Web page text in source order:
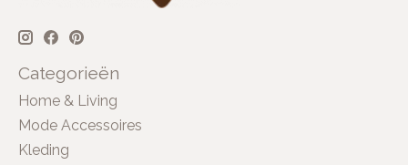
Categorieën
Home & Living
Mode Accessoires
Kleding